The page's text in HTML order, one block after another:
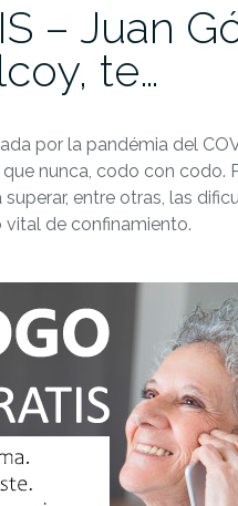
– Juan
te…
por la pandémia del
nunca, codo con codo.
entre otras, las
de confinamiento.